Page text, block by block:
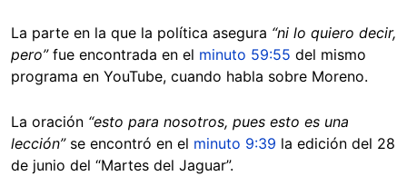
La parte en la que la política asegura “ni lo quiero decir,
pero” fue encontrada en el minuto 59:55 del mismo
programa en YouTube, cuando habla sobre Moreno.
La oración “esto para nosotros, pues esto es una
lección”se encontró en el minuto 9:39 la edición del 28
de junio del “Martes del Jaguar”.